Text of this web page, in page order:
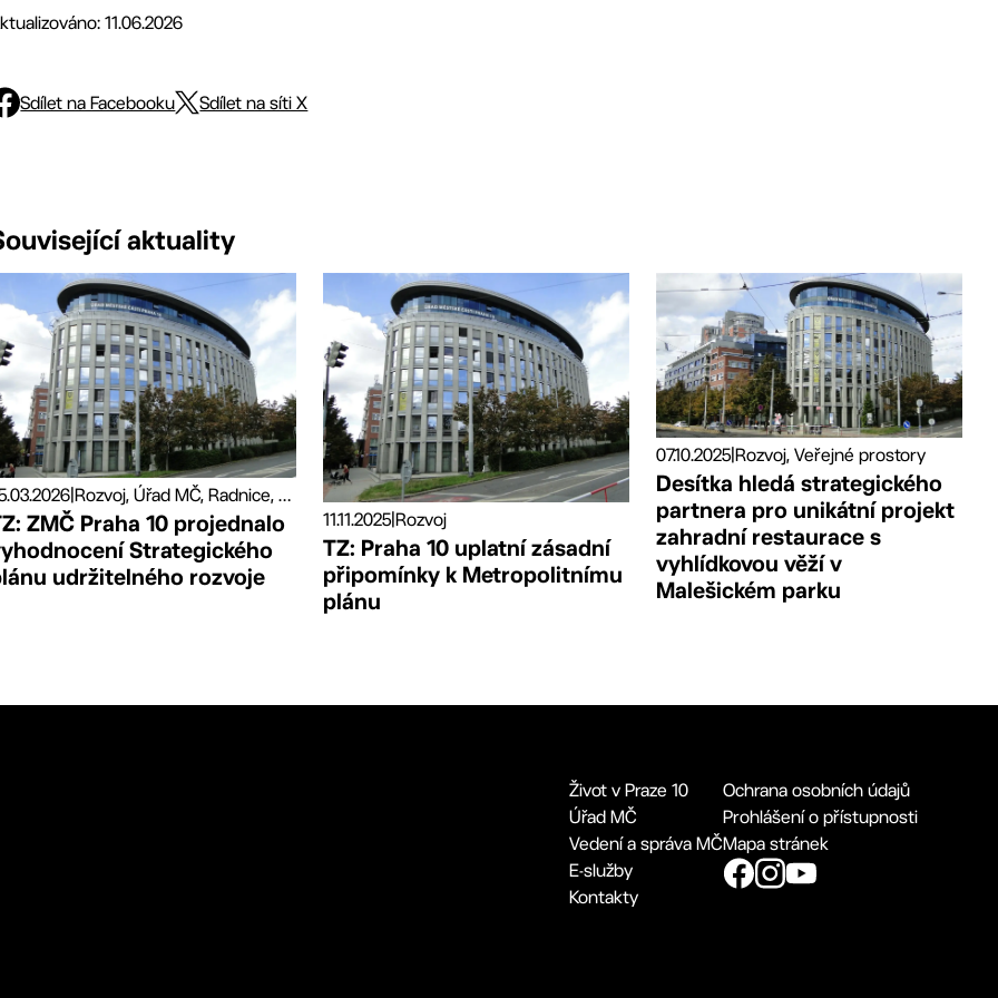
11.06.2026
Sdílet na Facebooku Sdílet na síti X
aktuality
| Rozvoj, Úřad MČ, Radnice, Volené orgány
ZMČ Praha 10 projednalo
Strategického
udržitelného rozvoje
11.11.2025| Rozvoj
TZ: Praha 10 uplatní zásadní
připomínky k Metropolitnímu
plánu
07.10.2025| Rozvoj, Veřejné prostory
Desítka hledá strategického
partnera pro unikátní projekt
zahradní restaurace s
vyhlídkovou věží v
Malešickém parku
Život v Praze 10
Úřad MČ
Vedení a správa MČ
E-služby
Kontakty
Ochrana osobních údajů
Prohlášení o přístupnosti
Mapa stránek